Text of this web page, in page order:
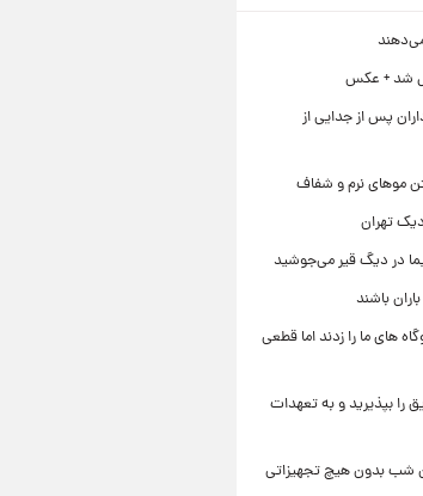
شد + عکس
پس از جدایی از
موهای نرم و شفاف
تهران
در دیگ قیر می‌جوشید
باشند
های ما را زدند اما قطعی
را بپذیرید و به تعهدات
شب بدون هیچ تجهیزاتی